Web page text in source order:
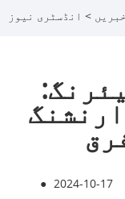
خبریں > انڈسٹری نیوز
● 2024-10-17